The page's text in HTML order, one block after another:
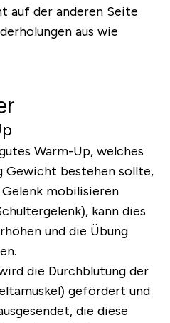
auf der anderen Seite
aus wie
Warm-Up, welches
Gewicht bestehen sollte,
mobilisieren
kann dies
und die Übung
die Durchblutung der
gefördert und
die diese